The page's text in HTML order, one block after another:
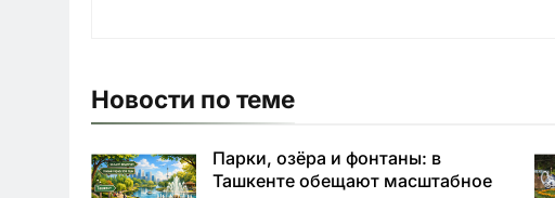
Новости по теме
Парки, озёра и фонтаны: в
Ташкенте обещают масштабное